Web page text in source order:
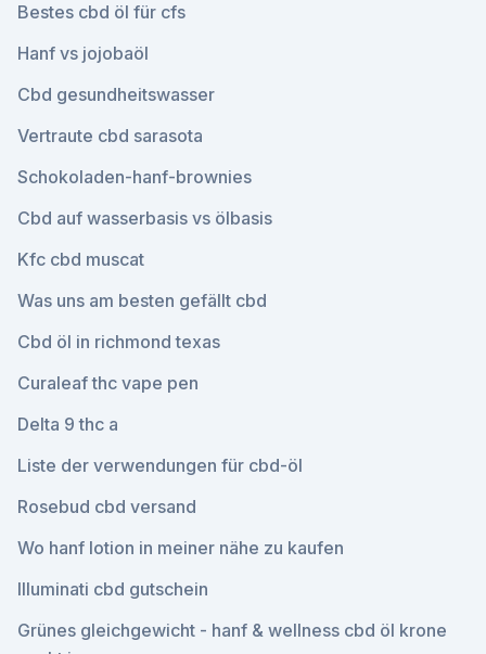
Bestes cbd öl für cfs
Hanf vs jojobaöl
Cbd gesundheitswasser
Vertraute cbd sarasota
Schokoladen-hanf-brownies
Cbd auf wasserbasis vs ölbasis
Kfc cbd muscat
Was uns am besten gefällt cbd
Cbd öl in richmond texas
Curaleaf thc vape pen
Delta 9 thc a
Liste der verwendungen für cbd-öl
Rosebud cbd versand
Wo hanf lotion in meiner nähe zu kaufen
Illuminati cbd gutschein
Grünes gleichgewicht - hanf & wellness cbd öl krone